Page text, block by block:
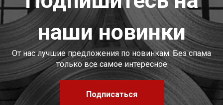
наши новинки
От нас лучшие предложения по новинкам. Без спама
только все самое интересное
Подписаться